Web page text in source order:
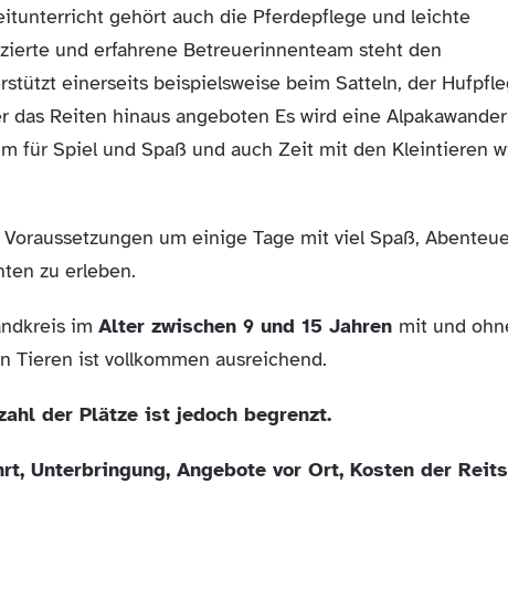
gehört auch die Pferdepflege und leichte
und erfahrene Betreuerinnenteam steht den
einerseits beispielsweise beim Satteln, der
Reiten hinaus angeboten Es wird eine
für Spiel und Spaß und auch Zeit mit den Kleintieren
um einige Tage mit viel Spaß,
zu erleben.
im Alter zwischen 9 und 15 Jahren mit und
Tieren ist vollkommen ausreichend.
der Plätze ist jedoch begrenzt.
Unterbringung, Angebote vor Ort, Kosten der